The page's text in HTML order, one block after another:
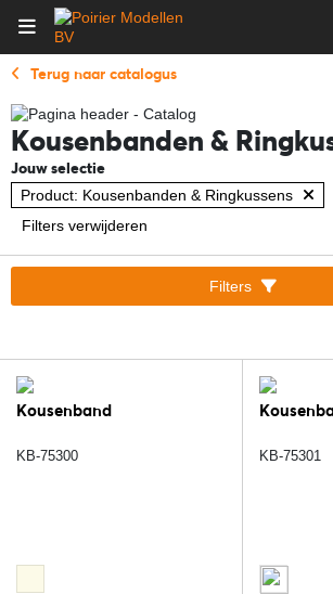
Terug naar catalogus
Kousenbanden &
Jouw selectie
Product: Kousenbanden & Ringkussens
Filters verwijderen
Filters
Kousenband
KB-75300 KB-75301